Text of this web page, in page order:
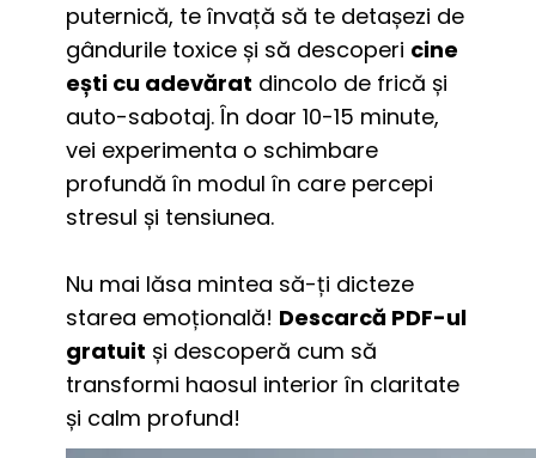
puternică, te învață să te detașezi de
gândurile toxice și să descoperi cine
ești cu adevărat dincolo de frică și
auto-sabotaj. În doar 10-15 minute,
vei experimenta o schimbare
profundă în modul în care percepi
stresul și tensiunea.
Nu mai lăsa mintea să-ți dicteze
starea emoțională! Descarcă PDF-ul
gratuit și descoperă cum să
transformi haosul interior în claritate
și calm profund!